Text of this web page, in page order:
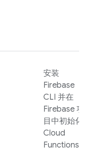
安装
Firebase
CLI 并在
Firebase 项
目中初始化
Cloud
Functions